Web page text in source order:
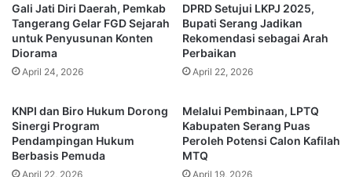
Gali Jati Diri Daerah, Pemkab
Tangerang Gelar FGD Sejarah
untuk Penyusunan Konten
Diorama
April 24, 2026
DPRD Setujui LKPJ 2025,
Bupati Serang Jadikan
Rekomendasi sebagai Arah
Perbaikan
April 22, 2026
KNPI dan Biro Hukum Dorong
Sinergi Program
Pendampingan Hukum
Berbasis Pemuda
April 22, 2026
Melalui Pembinaan, LPTQ
Kabupaten Serang Puas
Peroleh Potensi Calon Kafilah
MTQ
April 19, 2026